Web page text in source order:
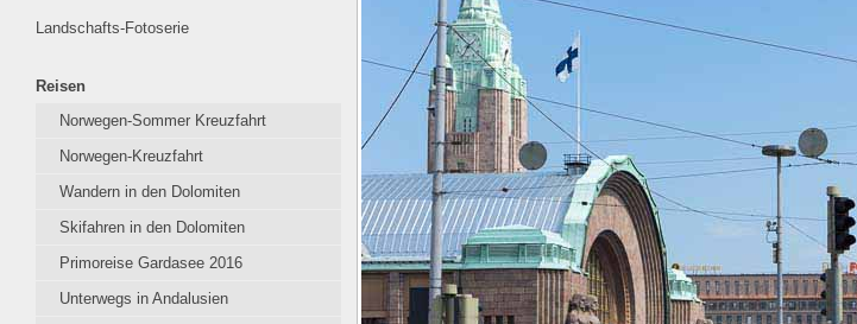
Landschafts-Fotoserie
Reisen
Norwegen-Sommer Kreuzfahrt
Norwegen-Kreuzfahrt
Wandern in den Dolomiten
Skifahren in den Dolomiten
Primoreise Gardasee 2016
Unterwegs in Andalusien